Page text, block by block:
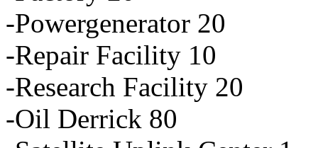
-Powergenerator 20
-Repair Facility 10
-Research Facility 20
-Oil Derrick 80